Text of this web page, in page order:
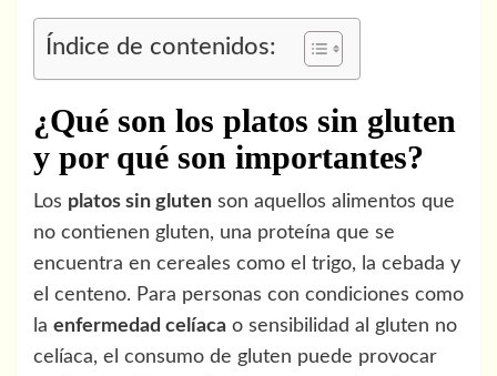
Índice de contenidos:
¿Qué son los platos sin gluten
y por qué son importantes?
Los platos sin gluten son aquellos alimentos que
no contienen gluten, una proteína que se
encuentra en cereales como el trigo, la cebada y
el centeno. Para personas con condiciones como
la enfermedad celíaca o sensibilidad al gluten no
celíaca, el consumo de gluten puede provocar